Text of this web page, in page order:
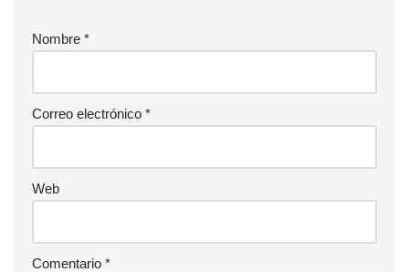
Nombre *
Correo electrónico *
Web
Comentario *